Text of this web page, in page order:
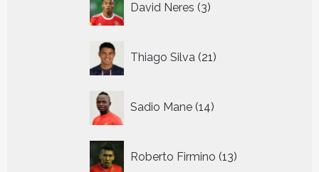
David Neres 3
producten
Thiago Silva 21
producten
Sadio Mane 14
producten
Roberto Firmino 13
producten